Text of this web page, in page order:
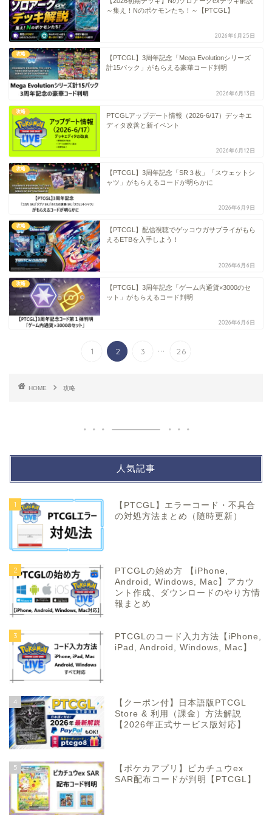
～集え！Nのポケモンたち！～【PTCGL】
2026年6月25日
攻略
【PTCGL】3周年記念「Mega Evolutionシリーズ
計15パック」がもらえる豪華コード判明
2026年6月13日
攻略
PTCGLアップデート情報（2026-6/17）デッキエ
ディタ改善と新イベント
2026年6月12日
攻略
【PTCGL】3周年記念「SR３枚」「スウェットシ
ャツ」がもらえるコードが明らかに
2026年6月9日
攻略
【PTCGL】配信視聴でゲッコウガサプライがもら
えるETBを入手しよう！
2026年6月6日
攻略
【PTCGL】3周年記念「ゲーム内通貨×3000のセ
ット」がもらえるコード判明
2026年6月6日
1 2 3 ... 26
HOME 攻略
人気記事
1
【PTCGL】エラーコード・不具合
の対処方法まとめ（随時更新）
2
PTCGLの始め方 【iPhone,
Android, Windows, Mac】アカウ
ント作成、ダウンロードのやり方情
報まとめ
3
PTCGLのコード入力方法【iPhone,
iPad, Android, Windows, Mac】
4
【クーポン付】日本語版PTCGL
Store & 利用（課金）方法解説
【2026年正式サービス版対応】
5
【ポケカアプリ】ピカチュウex
SAR配布コードが判明【PTCGL】